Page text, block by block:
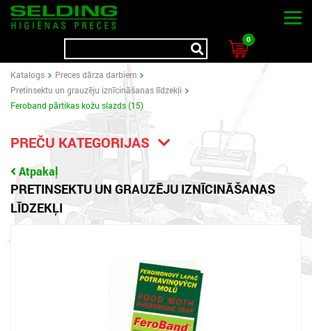
0
Katalogs
Preces dārza darbiem
Pretinsektu un grauzēju iznīcināšanas līdzekļi
Feroband pārtikas kožu slazds (15)
PREČU KATEGORIJAS
Atpakaļ
PRETINSEKTU UN GRAUZĒJU IZNĪCINĀŠANAS
LĪDZEKĻI